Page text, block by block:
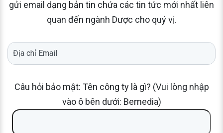
gửi email dạng bản tin chứa các tin tức mới nhất liên
quan đến ngành Dược cho quý vị.
Câu hỏi bảo mật: Tên công ty là gì? (Vui lòng nhập
vào ô bên dưới: Bemedia)